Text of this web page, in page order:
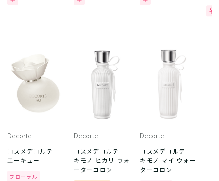
Decorte
コスメデコルテ –
エーキュー
フローラル
Decorte
コスメデコルテ –
キモノ ヒカリ ウォ
ーターコロン
Decorte
コスメデコルテ –
キモノ マイ ウォー
ターコロン